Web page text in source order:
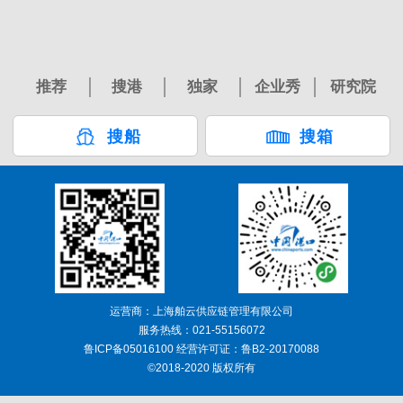
推荐 搜港 独家 企业秀 研究院
搜船 搜箱
运营商：上海舶云供应链管理有限公司
服务热线：021-55156072
鲁ICP备05016100 经营许可证：鲁B2-20170088
©2018-2020 版权所有